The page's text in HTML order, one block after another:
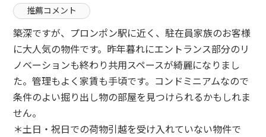
推薦コメント
築深ですが、プロンポン駅に近く、駐在員家族のお客様
に大人気の物件です。昨年暮れにエントランス部分のリ
ノベーションも終わり共用スペースが綺麗になりまし
た。管理もよく家賃も手頃です。コンドミニアムなので
条件のよい掘り出し物の部屋を見つけられるかもしれま
せん。
＊土日・祝日での荷物引越を受け入れていない物件で